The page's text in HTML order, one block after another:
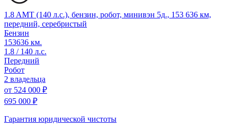
1.8 AMT (140 л.с.), бензин, робот, минивэн 5д., 153 636 км,
передний, серебристый
Бензин
153636 км.
1.8 / 140 л.с.
Передний
Робот
2 владельца
от 524 000 ₽
695 000 ₽
Гарантия юридической чистоты